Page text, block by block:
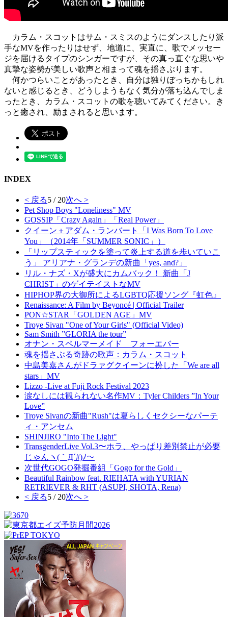
カラム・スコットはサム・スミスのようにダンスしたり派
手なMVを作ったりはせず、地道に、実直に、歌でメッセー
ジを届けるタイプのシンガーですが、その真っ直ぐな思いや
真摯な姿勢が美しい歌声と相まって魂を揺さぶります。
何かつらいことがあったとき、自分は独りぼっちかもしれ
ないと感じるとき、どうしようもなく気分が落ち込んでしま
ったとき、カラム・スコットの歌を聴いてみてください。き
っと癒され、励まされると思います。
INDEX
< 戻る5 / 20次へ >
Pet Shop Boys "Loneliness" MV
GOSSIP「Crazy Again」「Real Power」
クイーン＋アダム・ランバート「I Was Born To Love
You」（2014年「SUMMER SONIC」）
「リップスティックを塗って炎上する道を歩いていこ
う」 アリアナ・グランデの新曲「yes, and?」
リル・ナズ・Xが盛大にカムバック！ 新曲「J
CHRIST」のゲイテイストなMV
HIPHOP界の大御所によるLGBTQ応援ソング『虹色』
Renaissance: A Film by Beyoncé | Official Trailer
PON☆STAR「GOLDEN AGE」MV
Troye Sivan "One of Your Girls" (Official Video)
Sam Smith ”GLORIA the tour”
オナン・スペルマーメイド フォーエバー
魂を揺さぶる奇跡の歌声：カラム・スコット
中島美嘉さんがドラァグクイーンに扮した「We are all
stars」MV
Lizzo -Live at Fuji Rock Festival 2023
涙なしには観られない名作MV：Tyler Childers ”In Your
Love”
Troye Sivanの新曲"Rush"は夏らしくセクシーなパーテ
ィ・アンセム
SHINJIRO "Into The Light"
TransgenderLive Vol.3〜ホラ、やっぱり差別禁止が必要
じゃんヽ(｀Д´#)ﾉ〜
次世代GOGO発掘番組「Gogo for the Gold」
Beautiful Rainbow feat. RIEHATA with YURIAN
RETRIEVER & RHT (ASUPI, SHOTA, Rena)
< 戻る5 / 20次へ >